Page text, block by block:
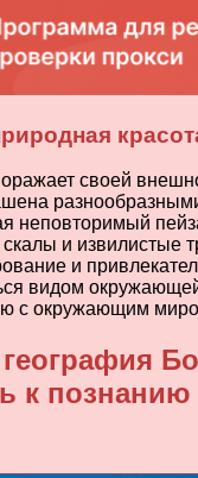
своей
неповторимый
и извилистые
и
видом
с окружающим
к